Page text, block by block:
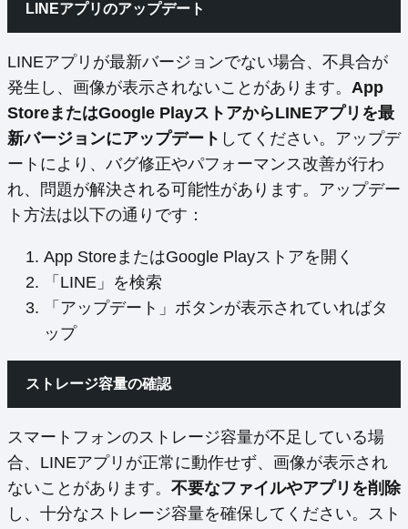
LINEアプリのアップデート
LINEアプリが最新バージョンでない場合、不具合が
発生し、画像が表示されないことがあります。 App
StoreまたはGoogle PlayストアからLINEアプリを最
新バージョンにアップデート してください。アップデ
ートにより、バグ修正やパフォーマンス改善が行わ
れ、問題が解決される可能性があります。アップデー
ト方法は以下の通りです：
App StoreまたはGoogle Playストアを開く
「LINE」を検索
「アップデート」ボタンが表示されていればタ
ップ
ストレージ容量の確認
スマートフォンのストレージ容量が不足している場
合、LINEアプリが正常に動作せず、画像が表示され
ないことがあります。 不要なファイルやアプリを削除
し、十分なストレージ容量を確保してください。スト